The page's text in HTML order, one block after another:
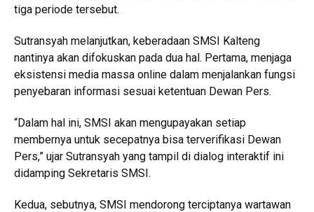
tiga periode tersebut.
Sutransyah melanjutkan, keberadaan SMSI Kalteng
nantinya akan difokuskan pada dua hal. Pertama, menjaga
eksistensi media massa online dalam menjalankan fungsi
penyebaran informasi sesuai ketentuan Dewan Pers.
“Dalam hal ini, SMSI akan mengupayakan setiap
membernya untuk secepatnya bisa terverifikasi Dewan
Pers,” ujar Sutransyah yang tampil di dialog interaktif ini
didamping Sekretaris SMSI.
Kedua, sebutnya, SMSI mendorong terciptanya wartawan